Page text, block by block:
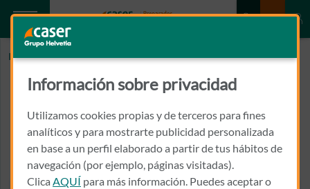
Inicio GONZALEZ GONZALEZ, Mª DEL PUERTO
GONZALEZ GONZALEZ, Mª DEL
PUERTO
NUEVA Nº 11
10600 - PLASENCIA
Información sobre privacidad
Utilizamos cookies propias y de terceros para fines
analíticos y para mostrarte publicidad personalizada
en base a un perfil elaborado a partir de tus hábitos de
navegación (por ejemplo, páginas visitadas).
Clica AQUÍ para más información. Puedes aceptar o